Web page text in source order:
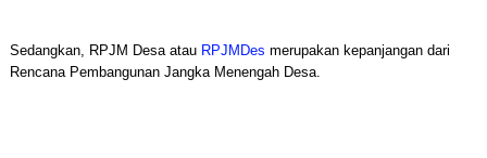
Sedangkan, RPJM Desa atau RPJMDes merupakan kepanjangan dari
Rencana Pembangunan Jangka Menengah Desa.